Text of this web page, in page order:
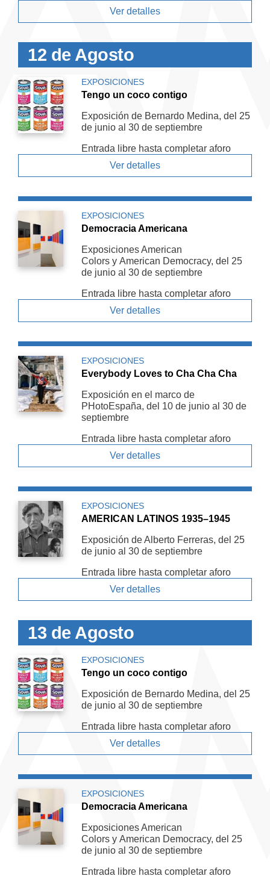
Ver detalles
12 de Agosto
EXPOSICIONES
Tengo un coco contigo
Exposición de Bernardo Medina, del 25
de junio al 30 de septiembre
Entrada libre hasta completar aforo
Ver detalles
EXPOSICIONES
Democracia Americana
Exposiciones American
Colors y American De­mocracy, del 25
de junio al 30 de septiembre
Entrada libre hasta completar aforo
Ver detalles
EXPOSICIONES
Everybody Loves to Cha Cha Cha
Exposición en el marco de
PHotoEspaña, del 10 de junio al 30 de
septiembre
Entrada libre hasta completar aforo
Ver detalles
EXPOSICIONES
AMERICAN LATINOS 1935–1945
Exposición de Alberto Ferreras, del 25
de junio al 30 de septiembre
Entrada libre hasta completar aforo
Ver detalles
13 de Agosto
EXPOSICIONES
Tengo un coco contigo
Exposición de Bernardo Medina, del 25
de junio al 30 de septiembre
Entrada libre hasta completar aforo
Ver detalles
EXPOSICIONES
Democracia Americana
Exposiciones American
Colors y American De­mocracy, del 25
de junio al 30 de septiembre
Entrada libre hasta completar aforo